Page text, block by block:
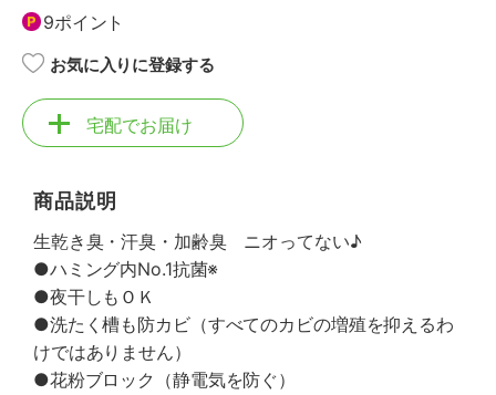
9ポイント
お気に入りに登録する
宅配でお届け
商品説明
生乾き臭・汗臭・加齢臭 ニオってない♪
●ハミング内No.1抗菌※
●夜干しもＯＫ
●洗たく槽も防カビ（すべてのカビの増殖を抑えるわ
けではありません）
●花粉ブロック（静電気を防ぐ）